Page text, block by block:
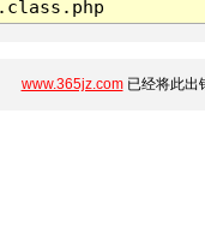
www.365jz.com已经将此出